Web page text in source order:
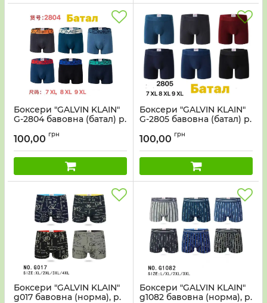
Боксери "GALVIN KLAIN"
G-2804 бавовна (батал) р.
100,00 грн
Боксери "GALVIN KLAIN"
G-2805 бавовна (батал) р.
100,00 грн
Боксери "GALVIN KLAIN"
g017 бавовна (норма), р.
Боксери "GALVIN KLAIN"
g1082 бавовна (норма), р.